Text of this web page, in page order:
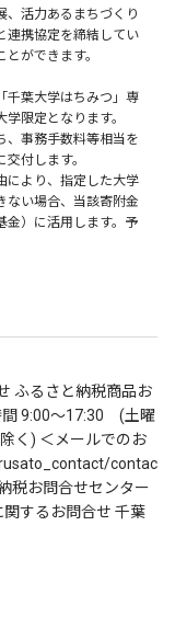
、活力あるまちづくり
連携協定を締結してい
ができます。
千葉大学はちみつ」専
限定となります。
事務手数料等相当を
付します。
により、指定した大学
ない場合、当該寄附金
金）に活用します。予
ふるさと納税商品お
間 9:00～17:30 (土曜
く) ＜メールでのお
contac
税お問合せセンター
するお問合せ 千葉